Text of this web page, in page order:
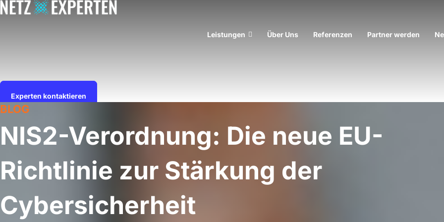
Skip
Leistungen Über Uns Referenzen Partner werden
Experten kontaktieren
BLOG
NIS2-Verordnung: Die neue EU-
Richtlinie zur Stärkung der
Cybersicherheit